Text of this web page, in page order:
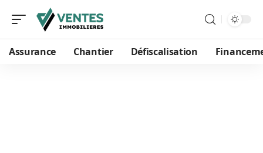
Assurance Chantier Défiscalisation